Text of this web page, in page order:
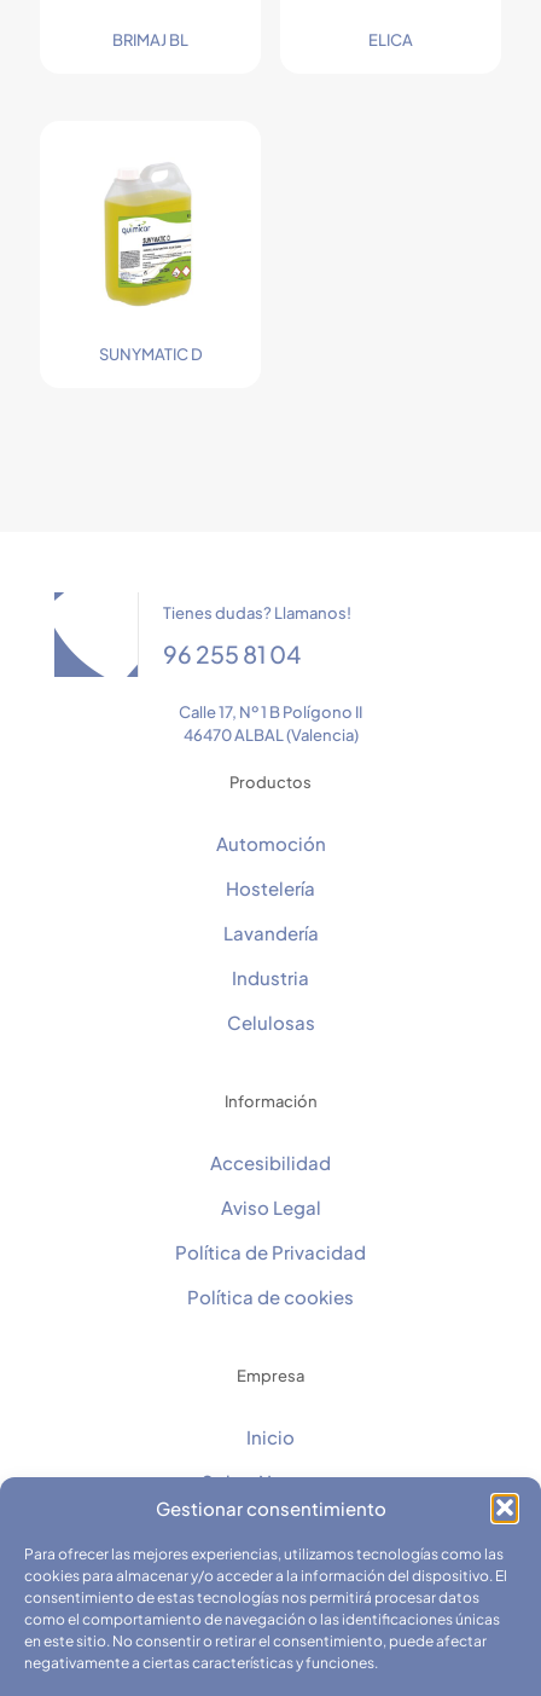
Gestionar consentimiento
Para ofrecer las mejores experiencias, utilizamos tecnologías como las
cookies para almacenar y/o acceder a la información del dispositivo. El
consentimiento de estas tecnologías nos permitirá procesar datos
como el comportamiento de navegación o las identificaciones únicas
en este sitio. No consentir o retirar el consentimiento, puede afectar
negativamente a ciertas características y funciones.
BRIMAJ BL ELICA
SUNYMATIC D
Tienes dudas? Llamanos!
96 255 81 04
Calle 17, Nº 1 B Polígono II
46470 ALBAL (Valencia)
Productos
Automoción
Hostelería
Lavandería
Industria
Celulosas
Información
Accesibilidad
Aviso Legal
Política de Privacidad
Política de cookies
Empresa
Inicio
Sobre Nosotros
Catálogos
Fichas Técnicas y Seguridad